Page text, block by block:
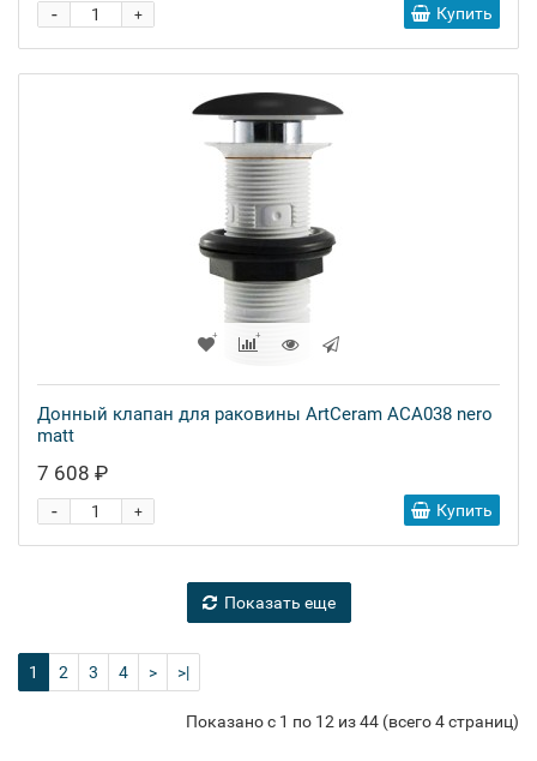
+
- Купить
Донный клапан для раковины ArtCeram ACA038 nero
matt
7 608 ₽
+
- Купить
Показать еще
1 2 3 4 > >|
Показано с 1 по 12 из 44 (всего 4 страниц)